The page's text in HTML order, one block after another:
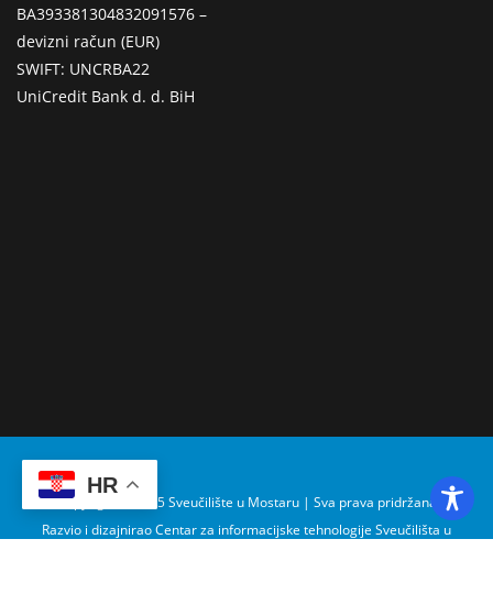
BA393381304832091576 –
devizni račun (EUR)
SWIFT: UNCRBA22
UniCredit Bank d. d. BiH
Copyright © 2025 Sveučilište u Mostaru | Sva prava pridržana
Razvio i dizajnirao Centar za informacijske tehnologije Sveučilišta u
HR